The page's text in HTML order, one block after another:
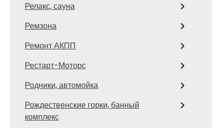
Релакс, сауна
Ремзона
Ремонт АКПП
Рестарт-Моторс
Родники, автомойка
Рождественские горки, банный
комплекс